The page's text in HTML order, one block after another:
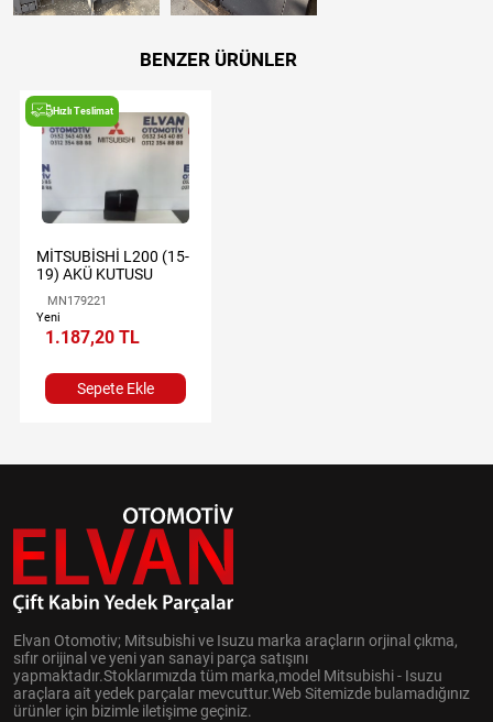
BENZER ÜRÜNLER
Hızlı Teslimat
MİTSUBİSHİ L200 (15-
19) AKÜ KUTUSU
MN179221
Yeni
1.187,20 TL
Sepete Ekle
Elvan Otomotiv; Mitsubishi ve Isuzu marka araçların orjinal çıkma,
sıfır orijinal ve yeni yan sanayi parça satışını
yapmaktadır.Stoklarımızda tüm marka,model Mitsubishi - Isuzu
araçlara ait yedek parçalar mevcuttur.Web Sitemizde bulamadığınız
ürünler için bizimle iletişime geçiniz.